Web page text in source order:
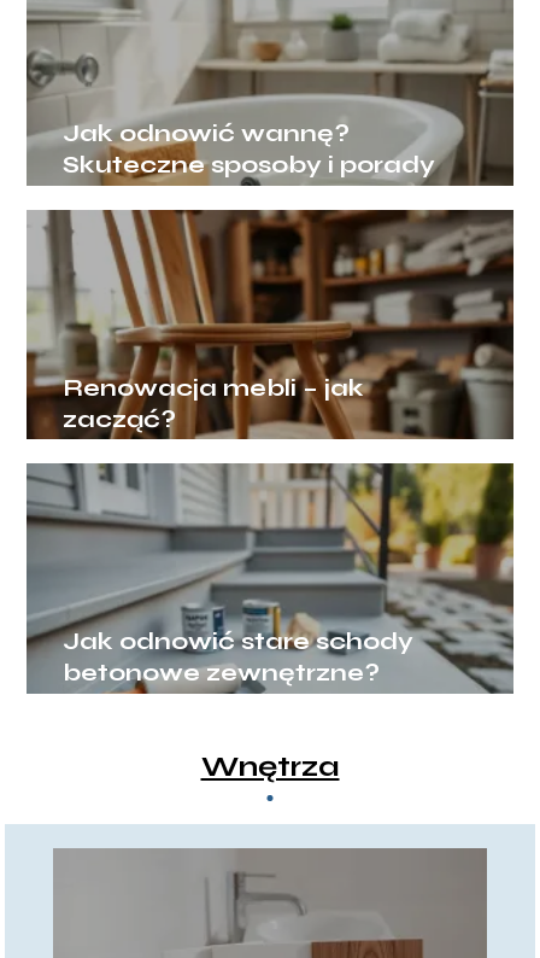
Jak odnowić wannę?
Skuteczne sposoby i porady
Renowacja mebli – jak
zacząć?
Jak odnowić stare schody
betonowe zewnętrzne?
Wnętrza